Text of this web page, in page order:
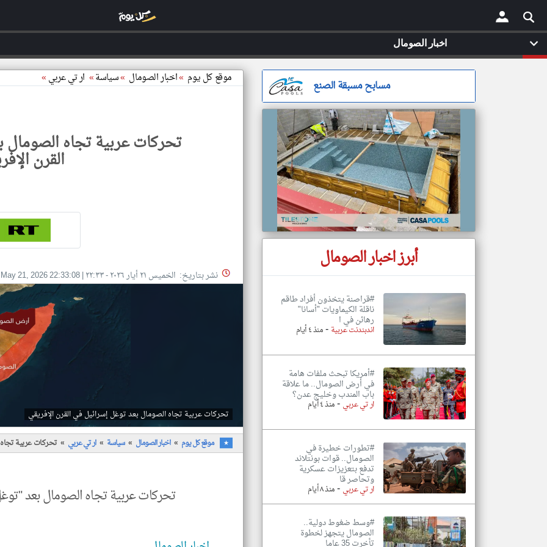
× موقع كل يوم »اخبار الصومال »سياسة» ار تي عربي»
تحركات عربية تجاه
القرن
نشر بتاريخ: الخميس ٢١ أيار ٢٠٢٦ - ٢٢:٣٣ |
May 21, 2026 22:33:08
تحركات عربية تجاه الصومال بعد توغل إسرائيل في القرن الإفريقي
موقع كل يوم اخبار الصومال سياسة ار تي عربي تحركات عربية
تحركات عربية تجاه الصومال بعد
مسابح مسبقة الصنع
أبرز اخبار الصومال
#قراصنة يتخذون أفراد طاقم
ناقلة الكيماويات "أسانا"
رهائن في ا
اندبندنت عربية -منذ ٤ أيام
#أمريكا تبحث ملفات هامة
في أرض الصومال.. ما علاقة
باب المندب وخليج عدن؟
ار تي عربي-منذ ٤ أيام
#تطورات خطيرة في
الصومال.. قوات بونتلاند
تدفع بتعزيزات عسكرية
وتحاصر قا
ار تي عربي -منذ ٨ أيام
#وسط ضغوط دولية..
الصومال يتجهز لخطوة
تأخرت 35 عاما
اخبار الصومال